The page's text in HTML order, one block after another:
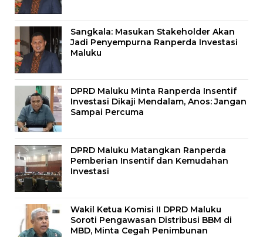
Sangkala: Masukan Stakeholder Akan
Jadi Penyempurna Ranperda Investasi
Maluku
DPRD Maluku Minta Ranperda Insentif
Investasi Dikaji Mendalam, Anos: Jangan
Sampai Percuma
DPRD Maluku Matangkan Ranperda
Pemberian Insentif dan Kemudahan
Investasi
Wakil Ketua Komisi II DPRD Maluku
Soroti Pengawasan Distribusi BBM di
MBD, Minta Cegah Penimbunan